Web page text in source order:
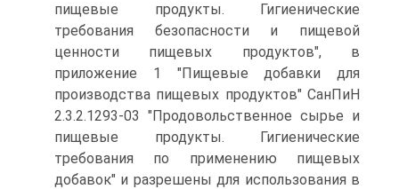
пищевые продукты. Гигиенические
требования безопасности и пищевой
ценности пищевых продуктов", в
приложение 1 "Пищевые добавки для
производства пищевых продуктов" СанПиН
2.3.2.1293-03 "Продовольственное сырье и
пищевые продукты. Гигиенические
требования по применению пищевых
добавок" и разрешены для использования в